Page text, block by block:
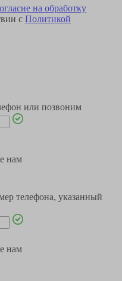
на обработку
с Политикой
или позвоним
нам
телефона, указанный
нам